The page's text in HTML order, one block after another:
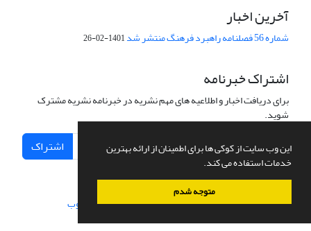
این وب سایت از کوکی ها برای اطمینان از ارائه بهترین
خدمات استفاده می کند.
متوجه شدم
آخرین اخبار
شماره 56 فصلنامه راهبرد فرهنگ منتشر شد 1401-02-26
اشتراک خبرنامه
برای دریافت اخبار و اطلاعیه های مهم نشریه در خبرنامه نشریه مشترک
شوید.
اشتراک
سامانه مدیریت نشریات علمی.طراحی و پیاده سازی از سیناوب